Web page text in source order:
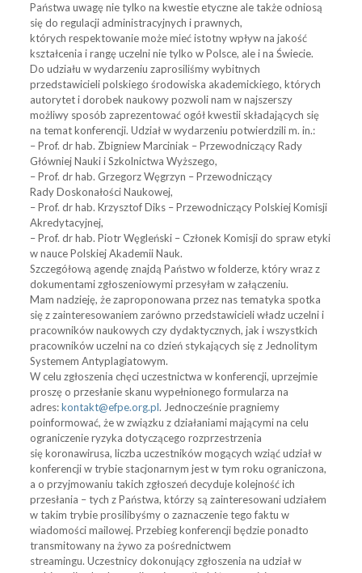
Państwa uwagę nie tylko na kwestie etyczne ale także odniosą
się do regulacji administracyjnych i prawnych,
których respektowanie może mieć istotny wpływ na jakość
kształcenia i rangę uczelni nie tylko w Polsce, ale i na Świecie.
Do udziału w wydarzeniu zaprosiliśmy wybitnych
przedstawicieli polskiego środowiska akademickiego, których
autorytet i dorobek naukowy pozwoli nam w najszerszy
możliwy sposób zaprezentować ogół kwestii składających się
na temat konferencji. Udział w wydarzeniu potwierdzili m. in.:
– Prof. dr hab. Zbigniew Marciniak – Przewodniczący Rady
Główniej Nauki i Szkolnictwa Wyższego,
– Prof. dr hab. Grzegorz Węgrzyn – Przewodniczący
Rady Doskonałości Naukowej,
– Prof. dr hab. Krzysztof Diks – Przewodniczący Polskiej Komisji
Akredytacyjnej,
– Prof. dr hab. Piotr Węgleński – Członek Komisji do spraw etyki
w nauce Polskiej Akademii Nauk.
Szczegółową agendę znajdą Państwo w folderze, który wraz z
dokumentami zgłoszeniowymi przesyłam w załączeniu.
Mam nadzieję, że zaproponowana przez nas tematyka spotka
się z zainteresowaniem zarówno przedstawicieli władz uczelni i
pracowników naukowych czy dydaktycznych, jak i wszystkich
pracowników uczelni na co dzień stykających się z Jednolitym
Systemem Antyplagiatowym.
W celu zgłoszenia chęci uczestnictwa w konferencji, uprzejmie
proszę o przesłanie skanu wypełnionego formularza na
adres:kontakt@efpe.org.pl. Jednocześnie pragniemy
poinformować, że w związku z działaniami mającymi na celu
ograniczenie ryzyka dotyczącego rozprzestrzenia
się koronawirusa, liczba uczestników mogących wziąć udział w
konferencji w trybie stacjonarnym jest w tym roku ograniczona,
a o przyjmowaniu takich zgłoszeń decyduje kolejność ich
przesłania – tych z Państwa, którzy są zainteresowani udziałem
w takim trybie prosilibyśmy o zaznaczenie tego faktu w
wiadomości mailowej. Przebieg konferencji będzie ponadto
transmitowany na żywo za pośrednictwem
streamingu. Uczestnicydokonujący zgłoszenia na udział w